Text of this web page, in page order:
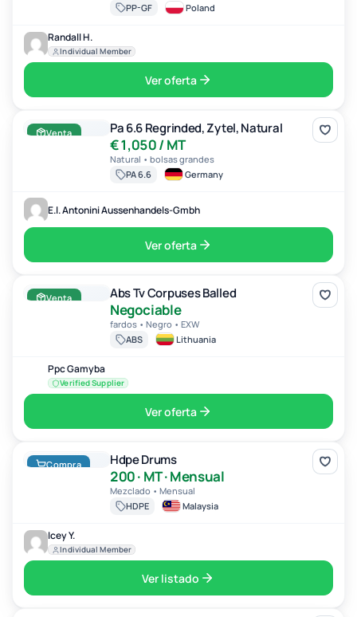
PP-GF Poland
Randall H.
Individual Member
Ver oferta
Venta Pa 6.6 Regrinded, Zytel, Natural
€1,050 / MT
Natural • bolsas grandes
PA 6.6
Germany
E.l. Antonini Aussenhandels-Gmbh
Ver oferta
Venta Abs Tv Corpuses Balled
Negociable
fardos • Negro • EXW
ABS
Lithuania
Ppc Gamyba
Verified Supplier
Ver oferta
Compra Hdpe Drums
200 · MT · Mensual
Mezclado • Mensual
HDPE
Malaysia
Icey Y.
Individual Member
Ver listado